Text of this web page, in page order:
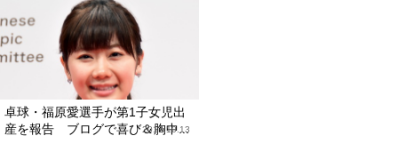
卓球・福原愛選手が第1子女児出
産を報告 ブログで喜び＆胸中...
2017.10.13